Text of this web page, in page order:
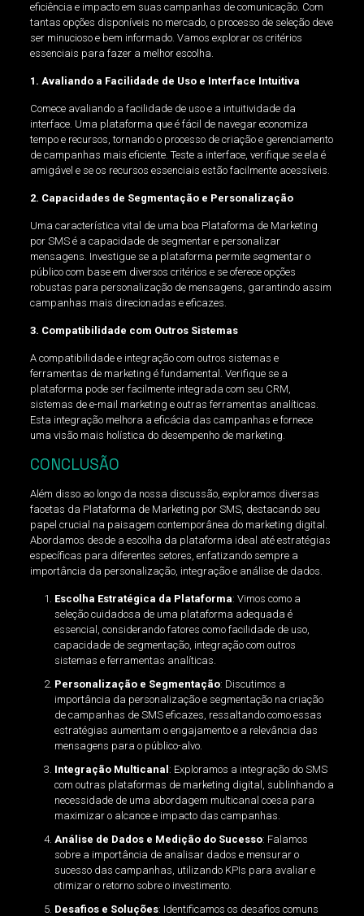
eficiência e impacto em suas campanhas de comunicação. Com
tantas opções disponíveis no mercado, o processo de seleção deve
ser minucioso e bem informado. Vamos explorar os critérios
essenciais para fazer a melhor escolha.
1. Avaliando a Facilidade de Uso e Interface Intuitiva
Comece avaliando a facilidade de uso e a intuitividade da
interface. Uma plataforma que é fácil de navegar economiza
tempo e recursos, tornando o processo de criação e gerenciamento
de campanhas mais eficiente. Teste a interface, verifique se ela é
amigável e se os recursos essenciais estão facilmente acessíveis.
2. Capacidades de Segmentação e Personalização
Uma característica vital de uma boa Plataforma de Marketing
por SMS é a capacidade de segmentar e personalizar
mensagens. Investigue se a plataforma permite segmentar o
público com base em diversos critérios e se oferece opções
robustas para personalização de mensagens, garantindo assim
campanhas mais direcionadas e eficazes.
3. Compatibilidade com Outros Sistemas
A compatibilidade e integração com outros sistemas e
ferramentas de marketing é fundamental. Verifique se a
plataforma pode ser facilmente integrada com seu CRM,
sistemas de e-mail marketing e outras ferramentas analíticas.
Esta integração melhora a eficácia das campanhas e fornece
uma visão mais holística do desempenho de marketing.
CONCLUSÃO
Além disso ao longo da nossa discussão, exploramos diversas
facetas da Plataforma de Marketing por SMS, destacando seu
papel crucial na paisagem contemporânea do marketing digital.
Abordamos desde a escolha da plataforma ideal até estratégias
específicas para diferentes setores, enfatizando sempre a
importância da personalização, integração e análise de dados.
Escolha Estratégica da Plataforma: Vimos como a
seleção cuidadosa de uma plataforma adequada é
essencial, considerando fatores como facilidade de uso,
capacidade de segmentação, integração com outros
sistemas e ferramentas analíticas.
Personalização e Segmentação: Discutimos a
importância da personalização e segmentação na criação
de campanhas de SMS eficazes, ressaltando como essas
estratégias aumentam o engajamento e a relevância das
mensagens para o público-alvo.
Integração Multicanal : Exploramos a integração do SMS
com outras plataformas de marketing digital, sublinhando a
necessidade de uma abordagem multicanal coesa para
maximizar o alcance e impacto das campanhas.
Análise de Dados e Medição do Sucesso: Falamos
sobre a importância de analisar dados e mensurar o
sucesso das campanhas, utilizando KPIs para avaliar e
otimizar o retorno sobre o investimento.
Desafios e Soluções: Identificamos os desafios comuns